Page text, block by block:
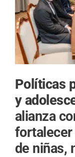
Políticas
y
alianza
fortalecer
de niñas,